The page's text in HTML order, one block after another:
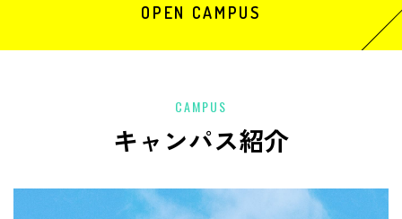
OPEN CAMPUS
CAMPUS
キャンパス紹介